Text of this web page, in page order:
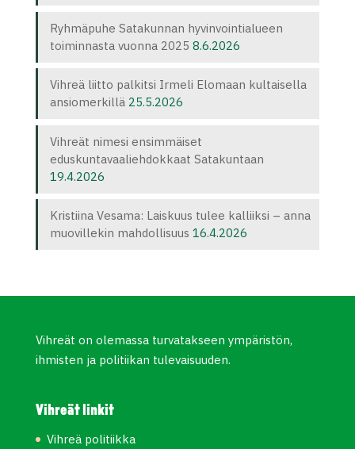
Ryhmäpuhe Satakunnan hyvinvointialueen
toiminnasta vuonna 2025 8.6.2026
Vihreä liitto palkitsi Irmeli Elomaan kultaisella
ansiomerkillä 25.5.2026
Vihreät nimesi ensimmäiset
eduskuntavaaliehdokkaat Satakuntaan
19.4.2026
Kristiina Vesama: Laiskuus tulee kalliiksi – anna
muovillekin mahdollisuus 16.4.2026
Vihreät on olemassa turvatakseen ympäristön,
ihmisten ja politiikan tulevaisuuden.
Vihreät linkit
Vihreä politiikka